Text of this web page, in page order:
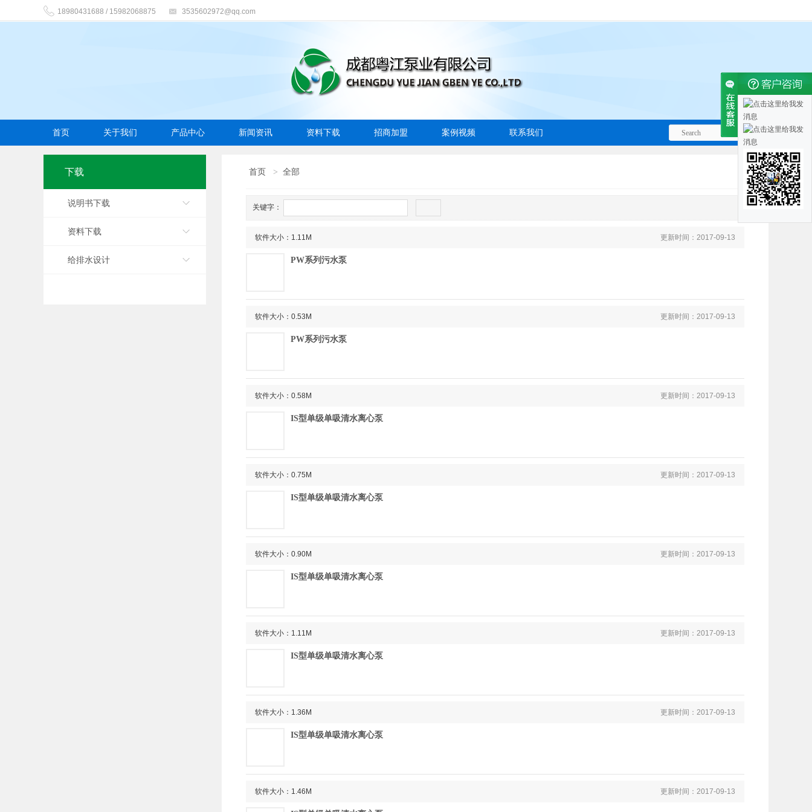
18980431688 / 15982068875 3535602972@qq.com
首页 关于我们 产品中心 新闻资讯 资料下载 招商加盟 案例视频 联系我们
下载
说明书下载
资料下载
给排水设计
首页 > 全部
关键字：
软件大小：1.11M 更新时间：2017-09-13
PW系列污水泵
软件大小：0.53M 更新时间：2017-09-13
PW系列污水泵
软件大小：0.58M 更新时间：2017-09-13
IS型单级单吸清水离心泵
软件大小：0.75M 更新时间：2017-09-13
IS型单级单吸清水离心泵
软件大小：0.90M 更新时间：2017-09-13
IS型单级单吸清水离心泵
软件大小：1.11M 更新时间：2017-09-13
IS型单级单吸清水离心泵
软件大小：1.36M 更新时间：2017-09-13
IS型单级单吸清水离心泵
软件大小：1.46M 更新时间：2017-09-13